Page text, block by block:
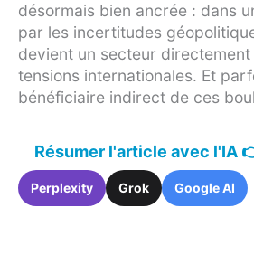
désormais bien ancrée : dans
par les incertitudes
devient un secteur directement
tensions internationales. Et
bénéficiaire indirect de ces
Résumer l'article avec l'IA
Perplexity Grok Google AI